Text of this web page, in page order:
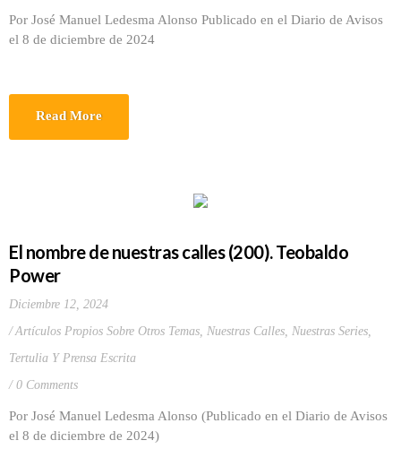
Por José Manuel Ledesma Alonso Publicado en el Diario de Avisos
el 8 de diciembre de 2024
Read More
El nombre de nuestras calles (200). Teobaldo
Power
Diciembre 12, 2024
Artículos Propios Sobre Otros Temas, Nuestras Calles, Nuestras Series,
Tertulia Y Prensa Escrita
0 Comments
Por José Manuel Ledesma Alonso (Publicado en el Diario de Avisos
el 8 de diciembre de 2024)